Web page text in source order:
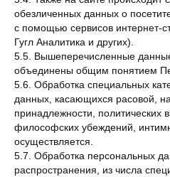
обезличенных данных о
с помощью сервисов интернет-
Гугл Аналитика и других).
5.5. Вышеперечисленные
объединены общим понятием
5.6. Обработка специальных
данных, касающихся расовой,
принадлежности, политических
философских убеждений,
осуществляется.
5.7. Обработка персональных
распространения, из числа